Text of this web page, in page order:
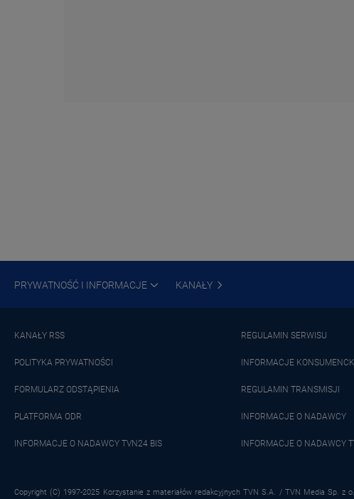
PRYWATNOŚĆ I INFORMACJE KANAŁY
KANAŁY RSS REGULAMIN SERWISU
POLITYKA PRYWATNOŚCI INFORMACJE
FORMULARZ ODSTĄPIENIA REGULAMIN TRANSMISJI
PLATFORMA ODR INFORMACJE O NADAWCY
INFORMACJE O NADAWCY TVN24 BIS INFORMACJE O NADAWCY
Copyright (C) 1997-2025 Korzystanie z materiałów redakcyjnych TVN S.A. / TVN Media Sp.